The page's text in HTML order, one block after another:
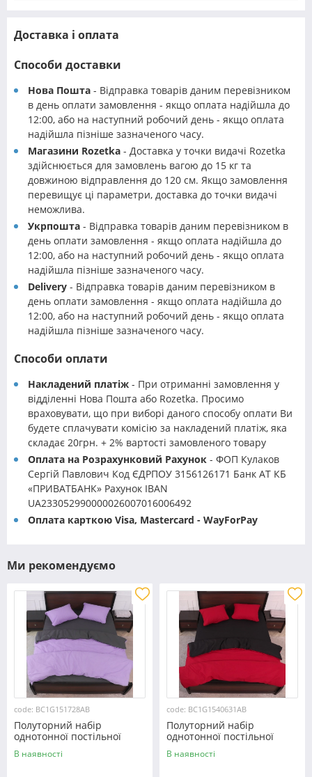
Доставка і оплата
Способи доставки
Нова Пошта - Відправка товарів даним перевізником
в день оплати замовлення - якщо оплата надійшла до
12:00, або на наступний робочий день - якщо оплата
надійшла пізніше зазначеного часу.
Магазини Rozetka - Доставка у точки видачі Rozetka
здійснюється для замовлень вагою до 15 кг та
довжиною відправлення до 120 см. Якщо замовлення
перевищує ці параметри, доставка до точки видачі
неможлива.
Укрпошта - Відправка товарів даним перевізником в
день оплати замовлення - якщо оплата надійшла до
12:00, або на наступний робочий день - якщо оплата
надійшла пізніше зазначеного часу.
Delivery - Відправка товарів даним перевізником в
день оплати замовлення - якщо оплата надійшла до
12:00, або на наступний робочий день - якщо оплата
надійшла пізніше зазначеного часу.
Способи оплати
Накладений платіж - При отриманні замовлення у
відділенні Нова Пошта або Rozetka. Просимо
враховувати, що при виборі даного способу оплати Ви
будете сплачувати комісію за накладений платіж, яка
складає 20грн. + 2% вартості замовленого товару
Оплата на Розрахунковий Рахунок - ФОП Кулаков
Сергій Павлович Код ЄДРПОУ 3156126171 Банк АТ КБ
«ПРИВАТБАНК» Рахунок IBAN
UA233052990000026007016006492
Оплата карткою Visa, Mastercard - WayForPay
Ми рекомендуємо
code: BC1G151728AB
Полуторний набір
однотонної постільної
білизни 150*220 із Бязі
"Gold" №151728AB
В наявності
code: BC1G1540631AB
Полуторний набір
однотонної постільної
білизни 150*220 із Бязі
"Gold" №1540631AB
В наявності